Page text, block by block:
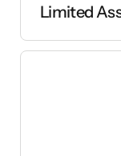
Limited